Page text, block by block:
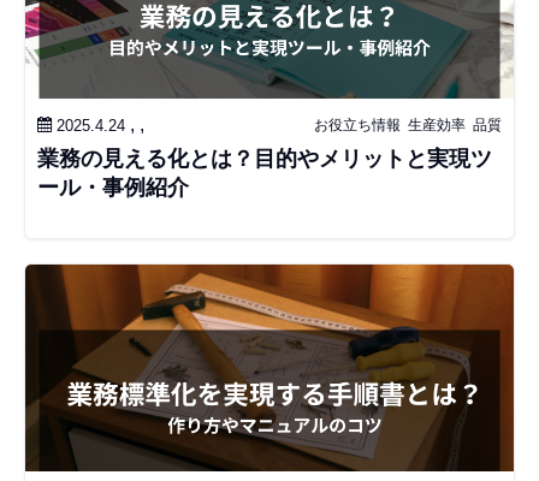
2025.4.24 品質
, 生産効率
, お役立ち情報
業務の見える化とは？目的やメリットと実現ツ
ール・事例紹介